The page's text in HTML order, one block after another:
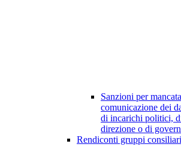
Sanzioni per
comunicazione dei
di incarichi politici,
direzione o di
Rendiconti gruppi